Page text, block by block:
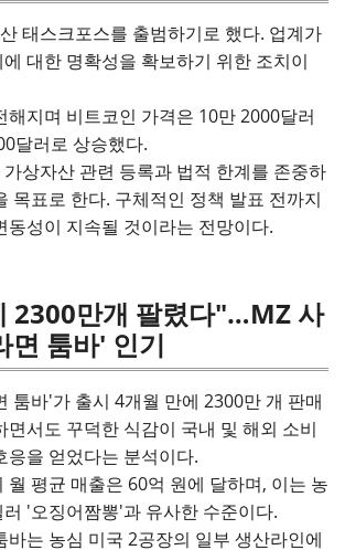
태스크포스를 출범하기로 했다. 업계가
대한 명확성을 확보하기 위한 조치이
해지며 비트코인 가격은 10만 2000달러
달러로 상승했다.
상자산 관련 등록과 법적 한계를 존중하
목표로 한다. 구체적인 정책 발표 전까지
동성이 지속될 것이라는 전망이다.
2300만개 팔렸다"…MZ 사
면 툼바' 인기
툼바'가 출시 4개월 만에 2300만 개 판매
면서도 꾸덕한 식감이 국내 및 해외 소비
응을 얻었다는 분석이다.
월 평균 매출은 60억 원에 달하며, 이는 농
'오징어짬뽕'과 유사한 수준이다.
바는 농심 미국 2공장의 일부 생산라인에